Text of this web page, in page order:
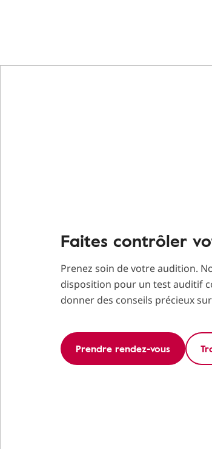
Faites contrôler
Prenez soin de votre audition.
disposition pour un test auditif
donner des conseils précieux
Prendre rendez-vous